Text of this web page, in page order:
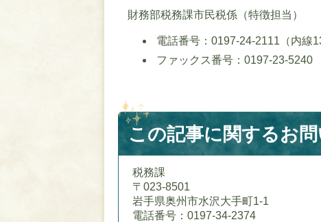
財務部税務課市民税係（特徴担当）
電話番号：0197-24-2111（内線
ファックス番号：0197-23-5240
この記事に関するお
税務課
〒023-8501
岩手県奥州市水沢大手町1-1
電話番号：0197-34-2374